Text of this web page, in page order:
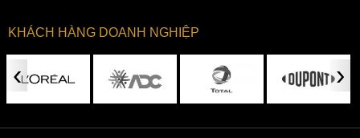
KHÁCH HÀNG DOANH NGHIỆP
‹ ›